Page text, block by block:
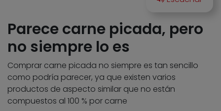
Parece carne picada, pero
no siempre lo es
Comprar carne picada no siempre es tan sencillo
como podría parecer, ya que existen varios
productos de aspecto similar que no están
compuestos al 100 % por carne